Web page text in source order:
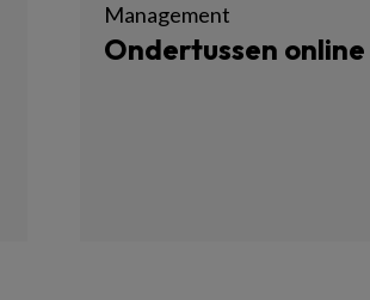
Management
Ondertussen online